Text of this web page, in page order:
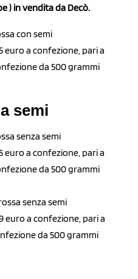
) in vendita da Decò.
con semi
euro a confezione, pari a
da 500 grammi
semi
senza semi
euro a confezione, pari a
da 500 grammi
senza semi
euro a confezione, pari a
da 500 grammi